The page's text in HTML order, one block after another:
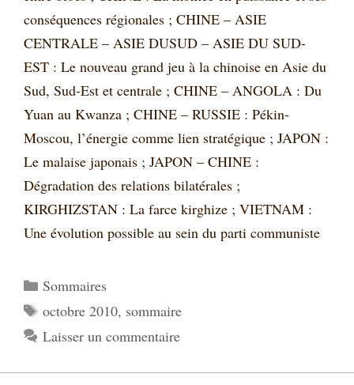
conséquences régionales ; CHINE – ASIE
CENTRALE – ASIE DUSUD – ASIE DU SUD-
EST : Le nouveau grand jeu à la chinoise en Asie du
Sud, Sud-Est et centrale ; CHINE – ANGOLA : Du
Yuan au Kwanza ; CHINE – RUSSIE : Pékin-
Moscou, l’énergie comme lien stratégique ; JAPON :
Le malaise japonais ; JAPON – CHINE :
Dégradation des relations bilatérales ;
KIRGHIZSTAN : La farce kirghize ; VIETNAM :
Une évolution possible au sein du parti communiste
Catégories
Sommaires
Étiquettes
octobre 2010, sommaire
Laisser un commentaire